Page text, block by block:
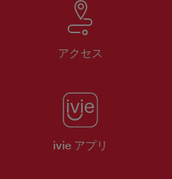
アクセス
ivie アプリ